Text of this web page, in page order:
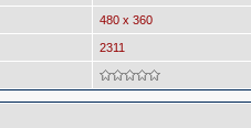
480 x 360
2311